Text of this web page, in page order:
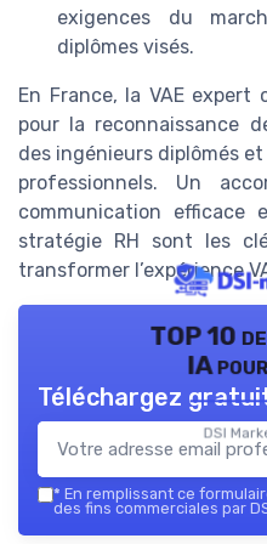
exigences du
diplômes visés.
En France, la VAE
pour la reconnaissance
des ingénieurs diplômés
professionnels. Un
communication
stratégie RH sont les
transformer l’expérience
TOP 10
IA
DSI
Téléchargez
* En remplissant ce
des fins commerciales par